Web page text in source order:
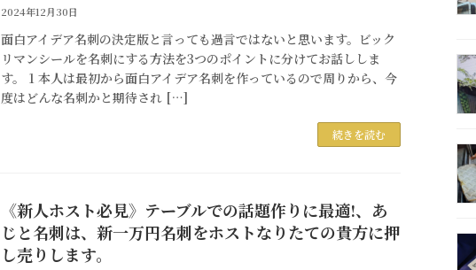
2024年12月30日
面白アイデア名刺の決定版と言っても過言ではないと思います。ビック
リマンシールを名刺にする方法を3つのポイントに分けてお話ししま
す。 1 本人は最初から面白アイデア名刺を作っているので周りから、今
度はどんな名刺かと期待され […]
続きを読む
《新人ホスト必見》テーブルでの話題作りに最適!、あ
じと名刺は、新一万円名刺をホストなりたての貴方に押
し売りします。